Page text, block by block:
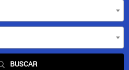
BUSCAR